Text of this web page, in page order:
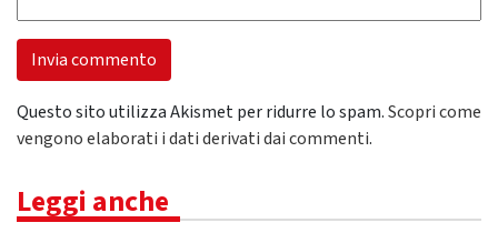
Questo sito utilizza Akismet per ridurre lo spam.Scopri come
vengono elaborati i dati derivati dai commenti.
Leggi anche